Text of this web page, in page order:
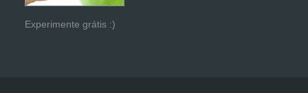
Experimente grátis :)